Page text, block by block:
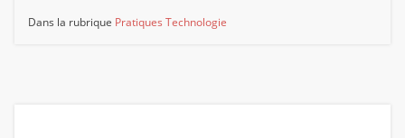
Dans la rubrique Pratiques Technologie